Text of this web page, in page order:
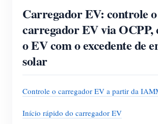
Carregador EV: controle o
carregador EV via OCPP,
o EV com o excedente de
solar
Controle o carregador EV a partir da
Início rápido do carregador EV